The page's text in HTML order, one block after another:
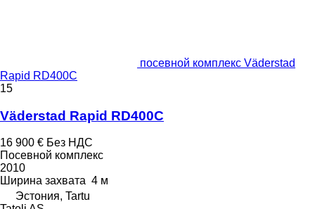
посевной комплекс Väderstad
Rapid RD400C
15
Väderstad Rapid RD400C
16 900 € Без НДС
Посевной комплекс
2010
Ширина захвата 4 м
Эстония, Tartu